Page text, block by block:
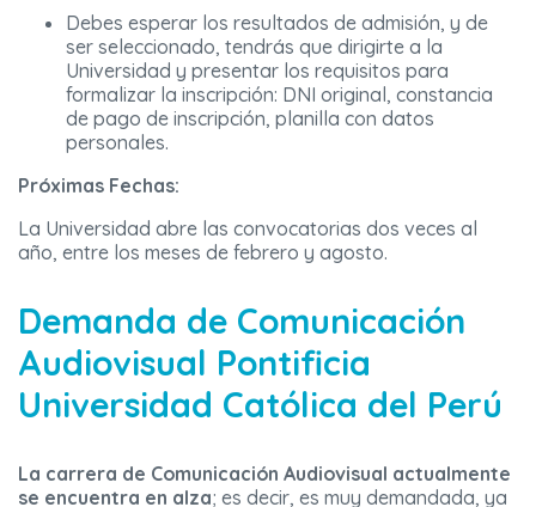
Debes esperar los resultados de admisión, y de
ser seleccionado, tendrás que dirigirte a la
Universidad y presentar los requisitos para
formalizar la inscripción: DNI original, constancia
de pago de inscripción, planilla con datos
personales.
Próximas Fechas:
La Universidad abre las convocatorias dos veces al
año, entre los meses de febrero y agosto.
Demanda de Comunicación
Audiovisual Pontificia
Universidad Católica del Perú
La carrera de Comunicación Audiovisual actualmente
se encuentra en alza; es decir, es muy demandada, ya